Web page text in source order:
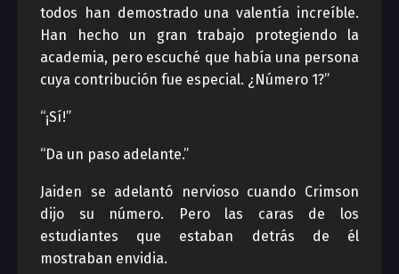
todos han demostrado una valentía increíble.
Han hecho un gran trabajo protegiendo la
academia, pero escuché que había una persona
cuya contribución fue especial. ¿Número 1?”
“¡Sí!”
“Da un paso adelante.”
Jaiden se adelantó nervioso cuando Crimson
dijo su número. Pero las caras de los
estudiantes que estaban detrás de él
mostraban envidia.